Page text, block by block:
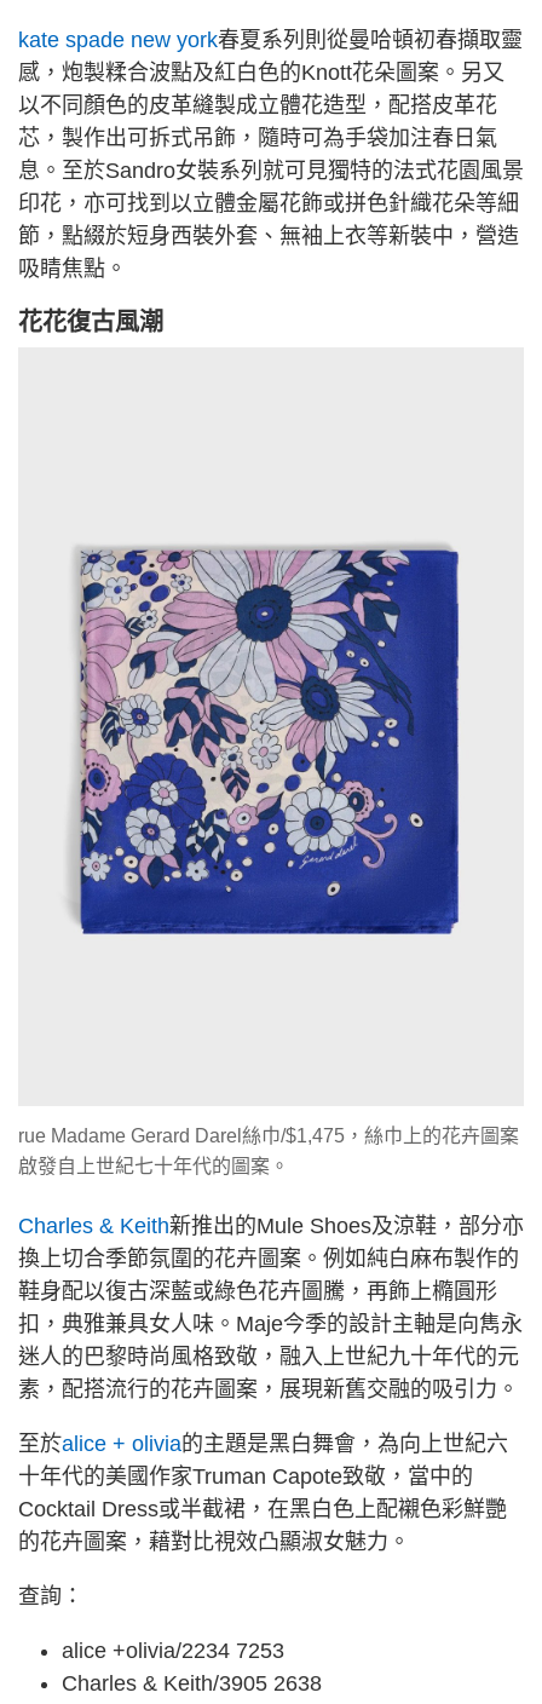
kate spade new york春夏系列則從曼哈頓初春擷取靈
感，炮製糅合波點及紅白色的Knott花朵圖案。另又
以不同顏色的皮革縫製成立體花造型，配搭皮革花
芯，製作出可拆式吊飾，隨時可為手袋加注春日氣
息。至於Sandro女裝系列就可見獨特的法式花園風景
印花，亦可找到以立體金屬花飾或拼色針織花朵等細
節，點綴於短身西裝外套、無袖上衣等新裝中，營造
吸睛焦點。
花花復古風潮
rue Madame Gerard Darel絲巾/$1,475，絲巾上的花卉圖案
啟發自上世紀七十年代的圖案。
Charles & Keith新推出的Mule Shoes及涼鞋，部分亦
換上切合季節氛圍的花卉圖案。例如純白麻布製作的
鞋身配以復古深藍或綠色花卉圖騰，再飾上橢圓形
扣，典雅兼具女人味。Maje今季的設計主軸是向雋永
迷人的巴黎時尚風格致敬，融入上世紀九十年代的元
素，配搭流行的花卉圖案，展現新舊交融的吸引力。
至於alice + olivia的主題是黑白舞會，為向上世紀六
十年代的美國作家Truman Capote致敬，當中的
Cocktail Dress或半截裙，在黑白色上配襯色彩鮮艷
的花卉圖案，藉對比視效凸顯淑女魅力。
查詢：
alice +olivia/2234 7253
Charles & Keith/3905 2638